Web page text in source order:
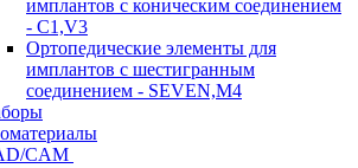
имплантов с коническим соединением
- C1,V3
Ортопедические элементы для
имплантов с шестигранным
соединением - SEVEN,M4
CAM